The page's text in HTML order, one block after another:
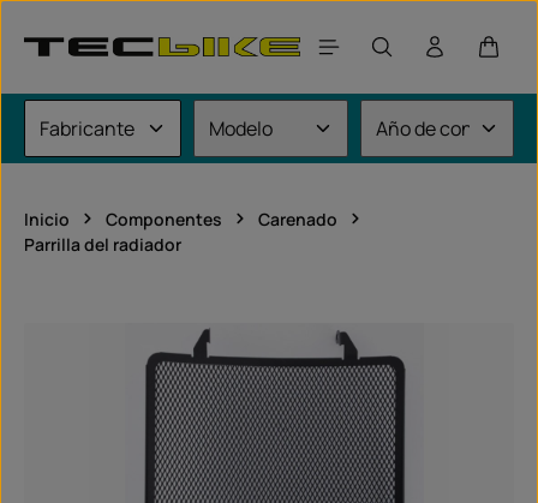
El
Inicio Componentes
Carenado
Parrilla del radiador
Omitir galería de imágenes